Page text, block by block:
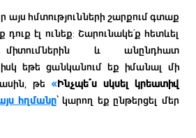
այս հմտությունների շարքում գտաք
դուք էլ ունեք: Շարունակե՛ք հետևել
միտումներին և անընդհատ
եթե ցանկանում եք իմանալ մի
թե «Ինչպե՞ս սկսել կրեատիվ
հղմանը՝ կարող եք ընթերցել մեր